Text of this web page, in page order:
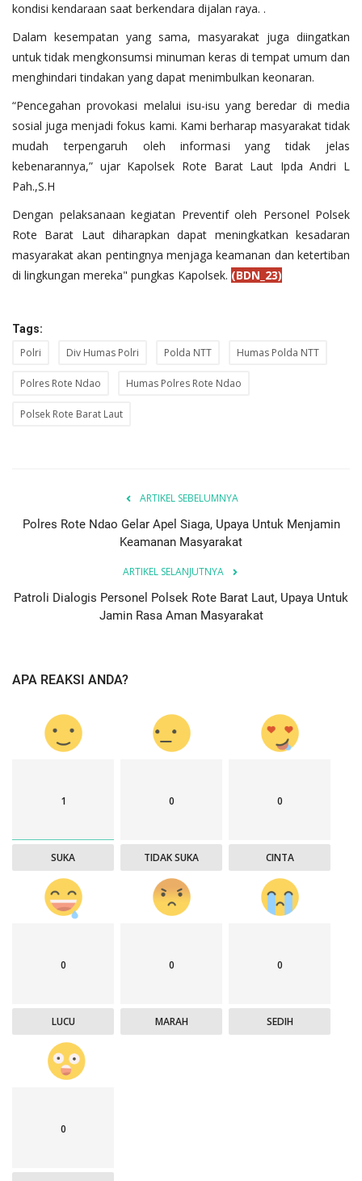
kondisi kendaraan saat berkendara dijalan raya. .
Dalam kesempatan yang sama, masyarakat juga diingatkan
untuk tidak mengkonsumsi minuman keras di tempat umum dan
menghindari tindakan yang dapat menimbulkan keonaran.
“Pencegahan provokasi melalui isu-isu yang beredar di media
sosial juga menjadi fokus kami. Kami berharap masyarakat tidak
mudah terpengaruh oleh informasi yang tidak jelas
kebenarannya,” ujar Kapolsek Rote Barat Laut Ipda Andri L
Pah.,S.H
Dengan pelaksanaan kegiatan Preventif oleh Personel Polsek
Rote Barat Laut diharapkan dapat meningkatkan kesadaran
masyarakat akan pentingnya menjaga keamanan dan ketertiban
di lingkungan mereka" pungkas Kapolsek. (BDN_23)
Tags:
Polri Div Humas Polri Polda NTT Humas Polda NTT
Polres Rote Ndao Humas Polres Rote Ndao
Polsek Rote Barat Laut
ARTIKEL SEBELUMNYA
Polres Rote Ndao Gelar Apel Siaga, Upaya Untuk Menjamin
Keamanan Masyarakat
ARTIKEL SELANJUTNYA
Patroli Dialogis Personel Polsek Rote Barat Laut, Upaya Untuk
Jamin Rasa Aman Masyarakat
APA REAKSI ANDA?
1
SUKA
0
TIDAK SUKA
0
CINTA
0
LUCU
0
MARAH
0
SEDIH
0